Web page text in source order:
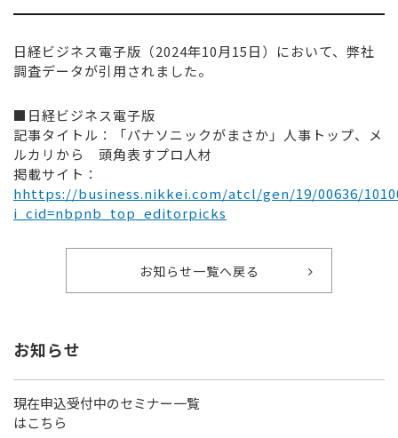
日経ビジネス電子版（2024年10月15日）において、弊社
調査データが引用されました。
■日経ビジネス電子版
記事タイトル：「パナソニックがまさか」人事トップ、メ
ルカリから 頭角表すプロ人材
掲載サイト：
hhttps://business.nikkei.com/atcl/gen/19/00636/
i_cid=nbpnb_top_editorpicks
お知らせ一覧へ戻る
お知らせ
現在申込受付中のセミナー一覧
はこちら